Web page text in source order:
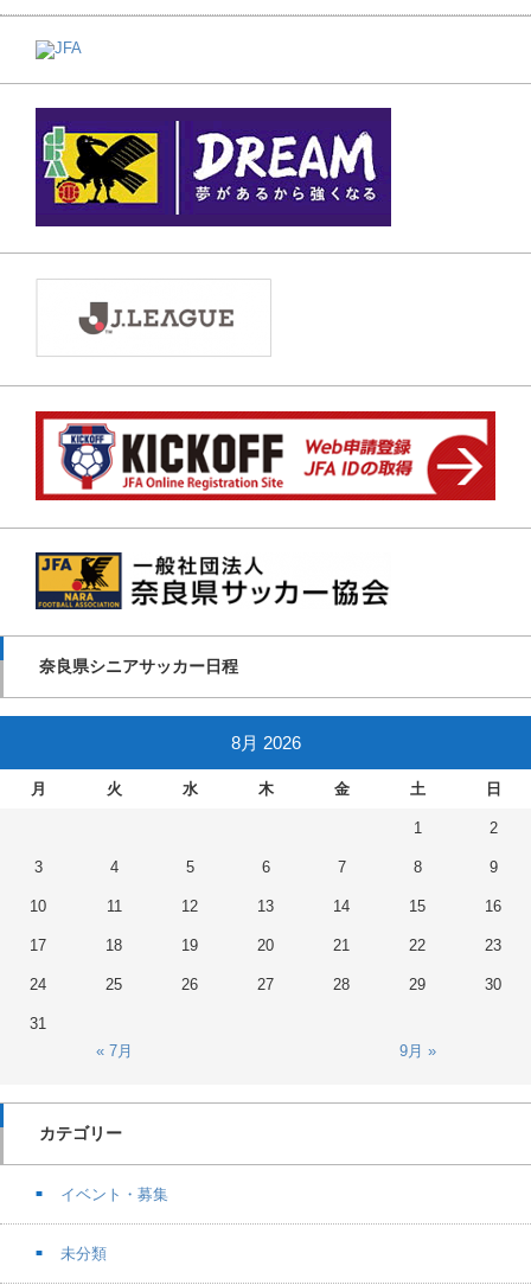
奈良県シニアサッカー日程
8月 2026
月 火 水 木 金 土 日
1 2
3 4 5 6 7 8 9
10 11 12 13 14 15 16
17 18 19 20 21 22 23
24 25 26 27 28 29 30
31
« 7月
9月 »
カテゴリー
イベント・募集
未分類